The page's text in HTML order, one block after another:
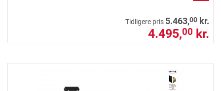
Tidligere pris 5.463,00 kr.
4.495,00 kr.